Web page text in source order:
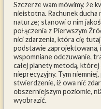
Inne
Kontakt
Szczerze wam mówimy, że
nieistotna. Rachunek ducha
naturze; stanowi o nim
połączenia z Pierwszym
nici zdarzenia, która cię
podstawie zaprojektowana,
wspomniane odczuwanie,
całej planety metodą,
nieprecyzyjny. Tym
stwierdzenie, iż owa nić
obszerniejszym poziomie,
wyobrazić.